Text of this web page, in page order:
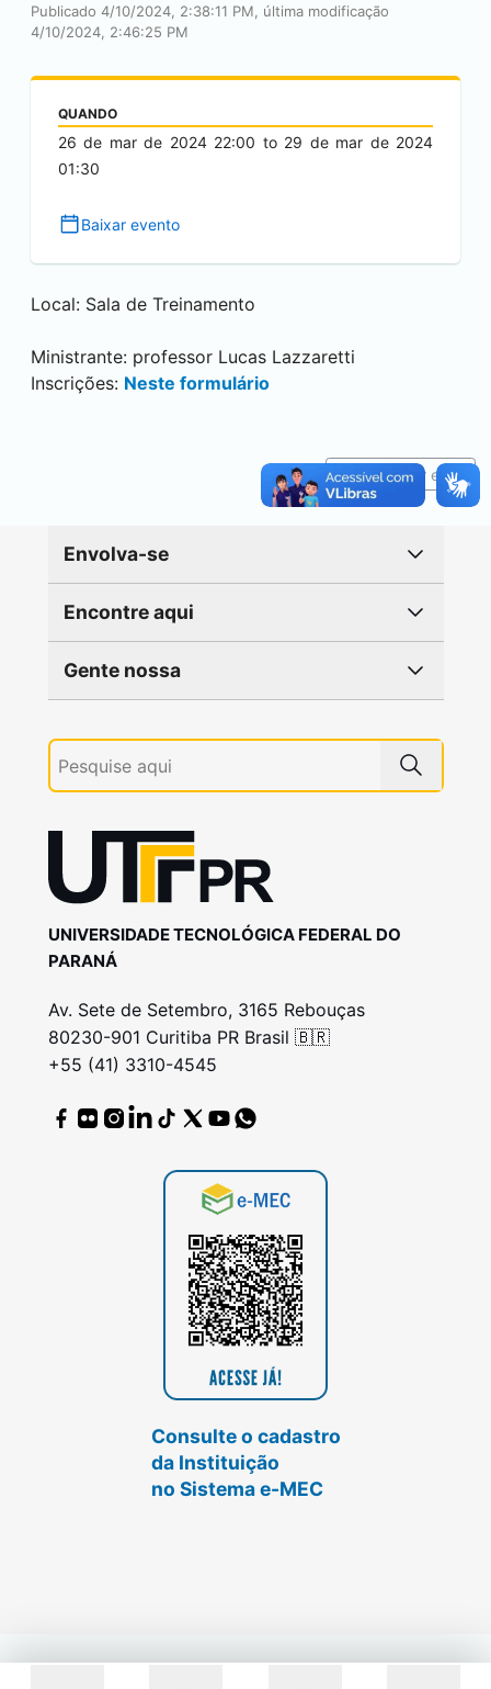
Publicado 4/10/2024, 2:38:11 PM, última modificação
4/10/2024, 2:46:25 PM
QUANDO
26 de mar de 2024 22:00 to 29 de mar de 2024
01:30
Baixar evento
Local: Sala de Treinamento
Ministrante: professor Lucas Lazzaretti
Inscrições: Neste formulário
Reportar erro
Envolva-se
Encontre aqui
Gente nossa
UNIVERSIDADE TECNOLÓGICA FEDERAL DO
PARANÁ
Av. Sete de Setembro, 3165 Rebouças
80230-901 Curitiba PR Brasil 🇧🇷
+55 (41) 3310-4545
Consulte o cadastro
da Instituição
no Sistema e-MEC